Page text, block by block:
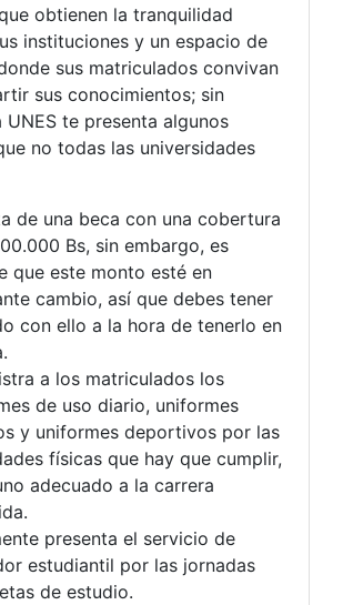
obtienen la tranquilidad
instituciones y un espacio de
sus matriculados convivan
sus conocimientos; sin
UNES te presenta algunos
no todas las universidades
de una beca con una cobertura
Bs, sin embargo, es
que este monto esté en
cambio, así que debes tener
con ello a la hora de tenerlo en
a los matriculados los
de uso diario, uniformes
y uniformes deportivos por las
físicas que hay que cumplir,
adecuado a la carrera
presenta el servicio de
estudiantil por las jornadas
de estudio.